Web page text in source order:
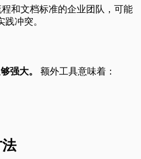
和文档标准的企业团队，可能
冲突。
强大。 额外工具意味着：